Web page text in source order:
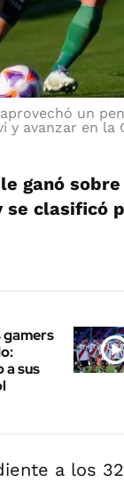
un
y avanzar en la
ganó
se clasificó
gamers
a sus
a los